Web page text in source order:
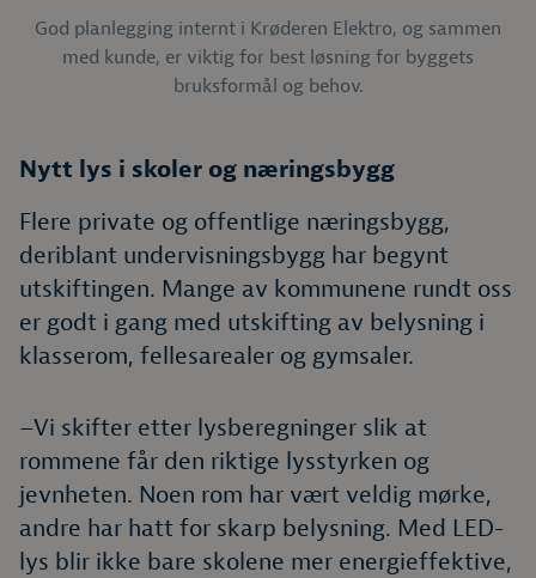
God planlegging internt i Krøderen Elektro, og sammen
med kunde, er viktig for best løsning for byggets
bruksformål og behov.
Nytt lys i skoler og næringsbygg
Flere private og offentlige næringsbygg,
deriblant undervisningsbygg har begynt
utskiftingen. Mange av kommunene rundt oss
er godt i gang med utskifting av belysning i
klasserom, fellesarealer og gymsaler.
–Vi skifter etter lysberegninger slik at
rommene får den riktige lysstyrken og
jevnheten. Noen rom har vært veldig mørke,
andre har hatt for skarp belysning. Med LED-
lys blir ikke bare skolene mer energieffektive,